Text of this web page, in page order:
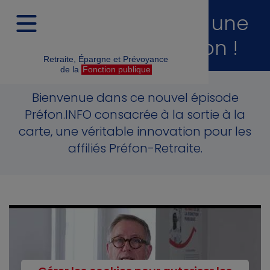
Retraite, Épargne et Prévoyance
de la Fonction publique
La sortie à la carte, une
véritable innovation !
Bienvenue dans ce nouvel épisode
Préfon.INFO consacrée à la sortie à la
carte, une véritable innovation pour les
affiliés Préfon-Retraite.